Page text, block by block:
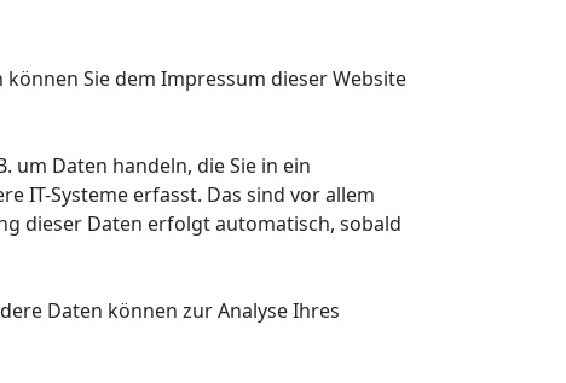
Sie dem Impressum dieser Website
um Daten handeln, die Sie in ein
IT-Systeme erfasst. Das sind vor allem
dieser Daten erfolgt automatisch, sobald
Daten können zur Analyse Ihres